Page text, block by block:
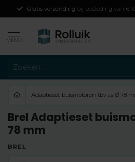
Gratis verzending bij besteding van €
MENU
Adaptieset buismotoren tbv as Ø 78
Brel Adaptieset
78 mm
BREL